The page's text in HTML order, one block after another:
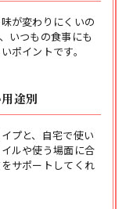
が変わりにくいの
いつもの食事にも
ポイントです。
途別
プと、自宅で使い
ルや使う場面に合
サポートしてくれ